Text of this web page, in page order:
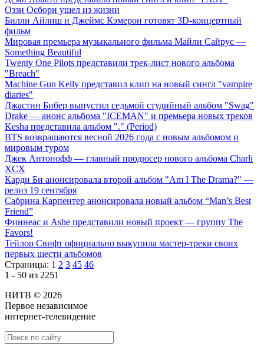
Оззи Осборн ушел из жизни
Билли Айлиш и Джеймс Кэмерон готовят 3D-концертный
фильм
Мировая премьера музыкального фильма Майли Сайрус —
Something Beautiful
Twenty One Pilots представили трек-лист нового альбома
"Breach"
Machine Gun Kelly представил клип на новый сингл "vampire
diaries"
Джастин Бибер выпустил седьмой студийный альбом "Swag"
Drake — анонс альбома "ICEMAN" и премьера новых треков
Kesha представила альбом "." (Period)
BTS возвращаются весной 2026 года с новым альбомом и
мировым туром
Джек Антонофф — главный продюсер нового альбома Charli
XCX
Карди Би анонсировала второй альбом "Am I The Drama?" —
релиз 19 сентября
Сабрина Карпентер анонсировала новый альбом “Man’s Best
Friend”
Финнеас и Ashe представили новый проект — группу The
Favors!
Тейлор Свифт официально выкупила мастер-треки своих
первых шести альбомов
Страницы: 1 2 3 45 46
1 - 50 из 2251
НИТВ © 2026
Первое независимое
интернет-телевидение